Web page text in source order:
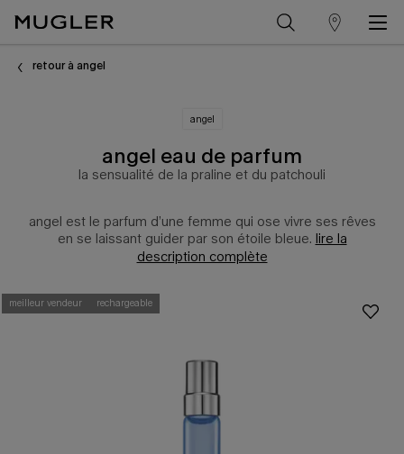
trouver
retour à angel
angel
angel eau de parfum
la sensualité de la praline et du patchouli
angel est le parfum d’une femme qui ose vivre ses rêves
en se laissant guider par son étoile bleue. lire la
description complète
meilleur vendeur rechargeable